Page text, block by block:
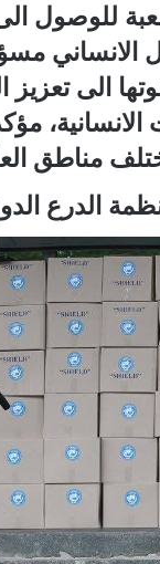
للوصول الى
الانساني
الى تعزيز
مناطق
الدرع